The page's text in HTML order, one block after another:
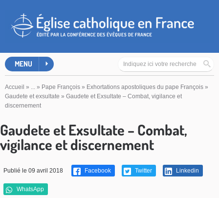
MENU
Accueil » ... » Pape François » Exhortations apostoliques du pape François »
Gaudete et exsultate » Gaudete et Exsultate – Combat, vigilance et
discernement
Gaudete et Exsultate – Combat,
vigilance et discernement
Publié le 09 avril 2018 Facebook Twitter Linkedin
WhatsApp